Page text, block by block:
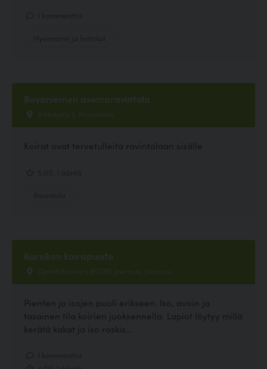
Rovaniemen asemaravintola
Ratakatu 3, Rovaniemi
Koirat ovat tervetulleita ravintolaan sisälle
Karsikon koirapuisto
Ojalehdonkatu 80260 Joensuu, Joensuu
Pienten ja isojen puoli erikseen. Iso, avoin ja
tasainen tila koirien juoksennella. Lapiot löytyy millä
kerätä kakat ja iso roskis...